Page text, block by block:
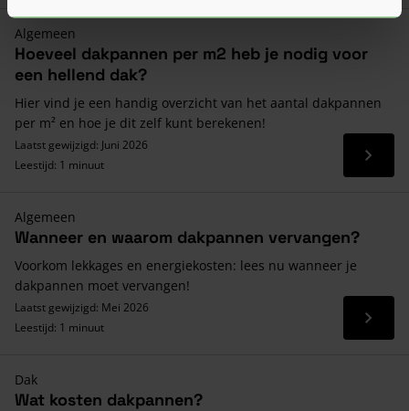
Algemeen
Hoeveel dakpannen per m2 heb je nodig voor
een hellend dak?
Hier vind je een handig overzicht van het aantal dakpannen
per m² en hoe je dit zelf kunt berekenen!
Laatst gewijzigd: Juni 2026
Leestijd: 1 minuut
Lees
Algemeen
Wanneer en waarom dakpannen vervangen?
Voorkom lekkages en energiekosten: lees nu wanneer je
dakpannen moet vervangen!
Laatst gewijzigd: Mei 2026
Leestijd: 1 minuut
Lees
Dak
Wat kosten dakpannen?